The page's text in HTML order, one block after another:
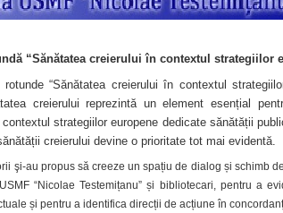
“Sănătatea creierului în contextul strategiilor
“Sănătatea creierului în contextul
creierului reprezintă un element esențial
strategiilor europene dedicate sănătății
creierului devine o prioritate tot mai evidentă.
şi-au propus să creeze un spațiu de dialog și schimb
“Nicolae Testemițanu” și bibliotecari, pentru a
și pentru a identifica direcții de acțiune în